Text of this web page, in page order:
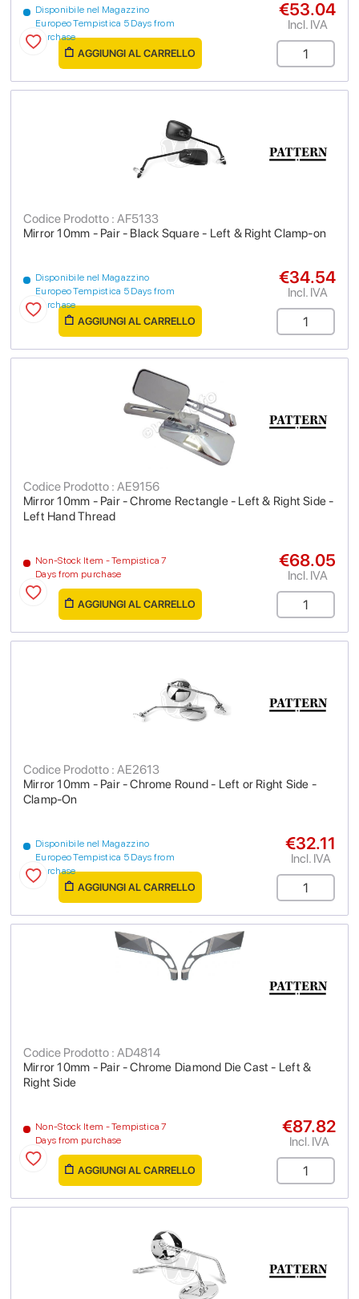
Disponibile nel Magazzino
Europeo Tempistica 5 Days from
purchase
€53.04
Incl. IVA
AGGIUNGI AL CARRELLO
Mirror 10mm - Pair - Black Square - Left & Right Clamp-on
Codice Prodotto : AF5133
Disponibile nel Magazzino
Europeo Tempistica 5 Days from
purchase
€34.54
Incl. IVA
AGGIUNGI AL CARRELLO
Mirror 10mm - Pair - Chrome Rectangle - Left & Right Side -
Left Hand Thread
Codice Prodotto : AE9156
Non-Stock Item - Tempistica 7
Days from purchase
€68.05
Incl. IVA
AGGIUNGI AL CARRELLO
Mirror 10mm - Pair - Chrome Round - Left or Right Side -
Clamp-On
Codice Prodotto : AE2613
Disponibile nel Magazzino
Europeo Tempistica 5 Days from
purchase
€32.11
Incl. IVA
AGGIUNGI AL CARRELLO
Mirror 10mm - Pair - Chrome Diamond Die Cast - Left &
Right Side
Codice Prodotto : AD4814
Non-Stock Item - Tempistica 7
Days from purchase
€87.82
Incl. IVA
AGGIUNGI AL CARRELLO